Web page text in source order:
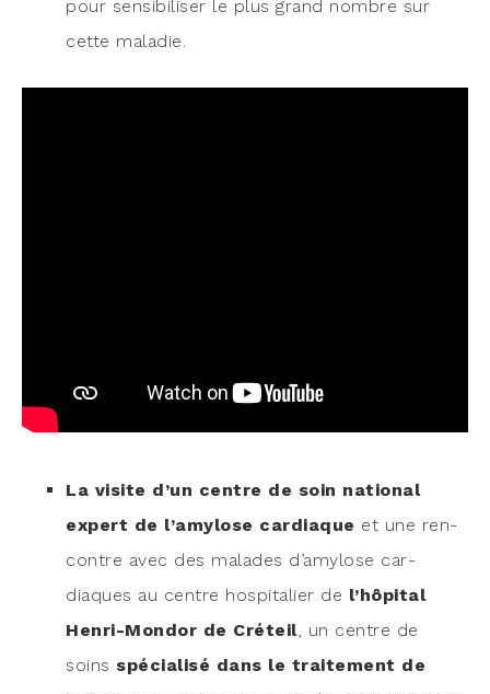
pour sen­si­bi­li­ser le plus grand nombre sur
cette maladie.
La visite d’un centre de soin natio­nal
expert de l’amylose car­diaque et une ren­
contre avec des malades d’amylose car­
diaques au centre hos­pi­ta­lier de l’hôpital
Hen­ri-Mon­dor de Cré­teil, un centre de
soins spé­cia­li­sé dans le trai­te­ment de